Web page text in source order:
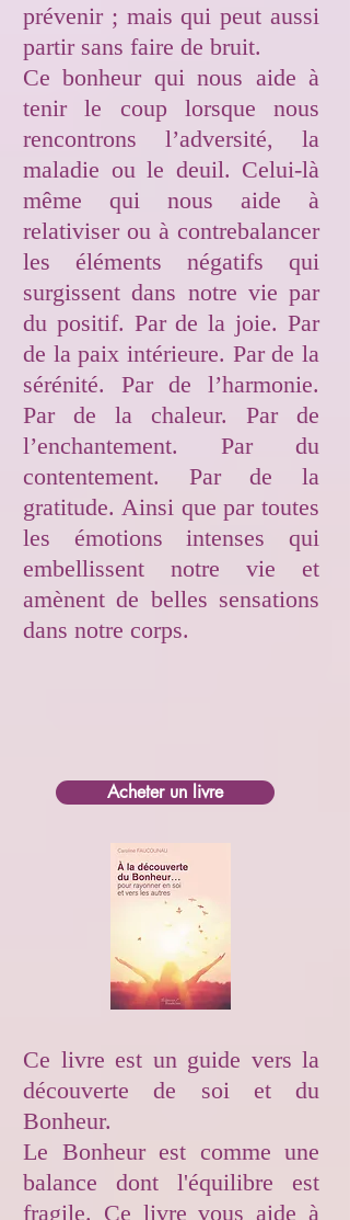
prévenir ; mais qui peut aussi
partir sans faire de bruit.
Ce bonheur qui nous aide à
tenir le coup lorsque nous
rencontrons l’adversité, la
maladie ou le deuil. Celui-là
même qui nous aide à
relativiser ou à contrebalancer
les éléments négatifs qui
surgissent dans notre vie par
du positif. Par de la joie. Par
de la paix intérieure. Par de la
sérénité. Par de l’harmonie.
Par de la chaleur. Par de
l’enchantement. Par du
contentement. Par de la
gratitude. Ainsi que par toutes
les émotions intenses qui
embellissent notre vie et
amènent de belles sensations
dans notre corps.
Ce livre est un guide vers la
découverte de soi et du
Bonheur.
Le Bonheur est comme une
balance dont l'équilibre est
fragile. Ce livre vous aide à
Acheter un livre